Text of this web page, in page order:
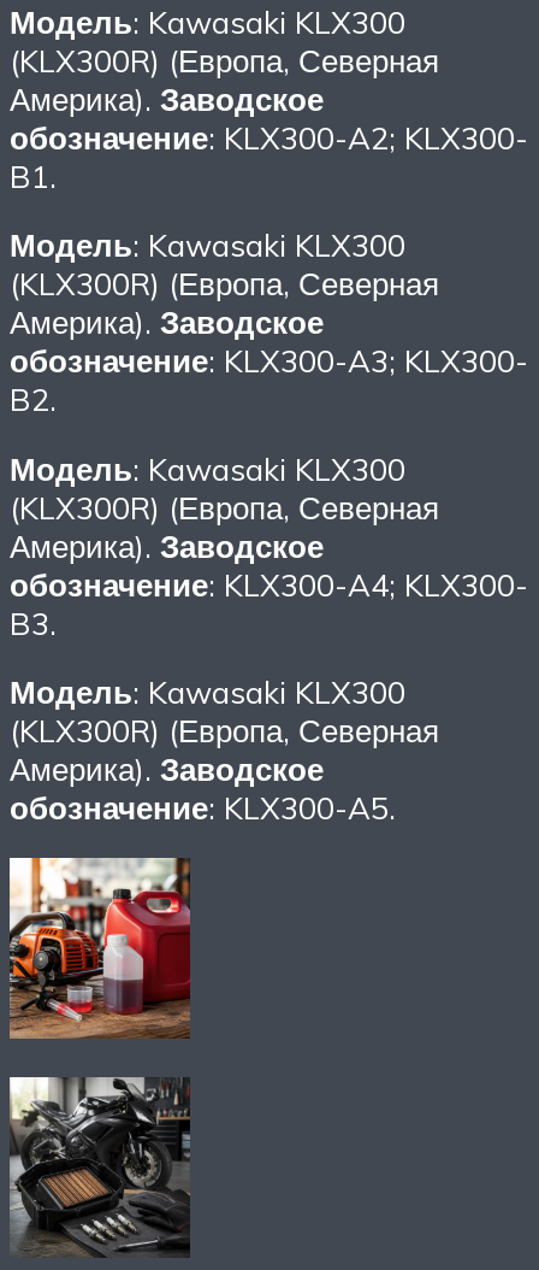
Модель: Kawasaki KLX300
(KLX300R) (Европа, Северная
Америка). Заводское
обозначение: KLX300-A2; KLX300-
B1.
Модель: Kawasaki KLX300
(KLX300R) (Европа, Северная
Америка). Заводское
обозначение: KLX300-A3; KLX300-
B2.
Модель: Kawasaki KLX300
(KLX300R) (Европа, Северная
Америка). Заводское
обозначение: KLX300-A4; KLX300-
B3.
Модель: Kawasaki KLX300
(KLX300R) (Европа, Северная
Америка). Заводское
обозначение: KLX300-A5.